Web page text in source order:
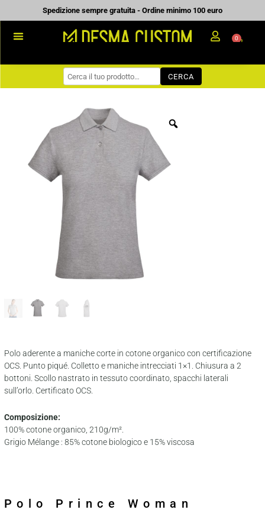
al
contenuto
Spedizione sempre gratuita - Ordine minimo 100 euro
WORKWEAR
COME ORDINARE
PREVENTIVI
CHI SIAMO
BLOG
CONTATTI
0
CERCA
Polo aderente a maniche corte in cotone organico con certificazione
OCS. Punto piqué. Colletto e maniche intrecciati 1×1. Chiusura a 2
bottoni. Scollo nastrato in tessuto coordinato, spacchi laterali
sull’orlo. Certificato OCS.
Composizione:
100% cotone organico, 210g/m².
Grigio Mélange : 85% cotone biologico e 15% viscosa
Polo Prince Woman